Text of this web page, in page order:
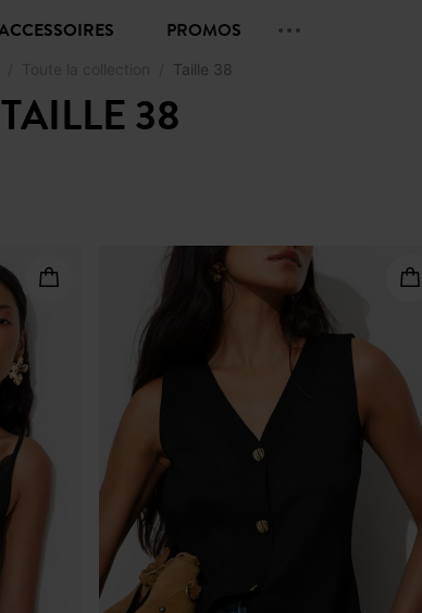
ACCESSOIRES PROMOS
Taille 38
TAILLE 38